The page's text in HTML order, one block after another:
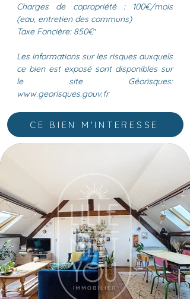
Charges de copropriété : 100€/mois
(eau, entretien des communs)
Taxe Foncière: 850€"
Les informations sur les risques auxquels
ce bien est exposé sont disponibles sur
le site Géorisques:
www.georisques.gouv.fr
CE BIEN M'INTERESSE